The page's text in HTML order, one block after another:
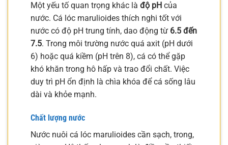
Một yếu tố quan trọng khác là độ pH của
nước. Cá lóc marulioides thích nghi tốt với
nước có độ pH trung tính, dao động từ 6.5 đến
7.5. Trong môi trường nước quá axit (pH dưới
6) hoặc quá kiềm (pH trên 8), cá có thể gặp
khó khăn trong hô hấp và trao đổi chất. Việc
duy trì pH ổn định là chìa khóa để cá sống lâu
dài và khỏe mạnh.
Chất lượng nước
Nước nuôi cá lóc marulioides cần sạch, trong,